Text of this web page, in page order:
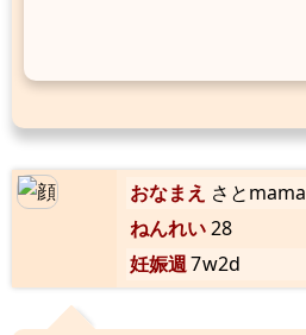
おなまえ さとmama
ねんれい28
妊娠週7w2d